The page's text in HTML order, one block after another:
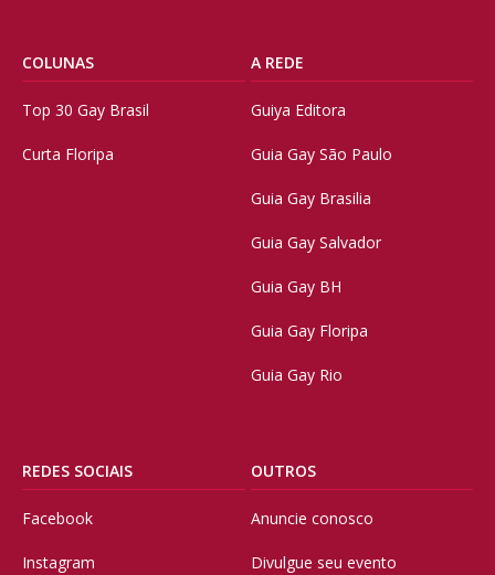
COLUNAS
Top 30 Gay Brasil
Curta Floripa
A REDE
Guiya Editora
Guia Gay São Paulo
Guia Gay Brasilia
Guia Gay Salvador
Guia Gay BH
Guia Gay Floripa
Guia Gay Rio
REDES SOCIAIS
Facebook
Instagram
OUTROS
Anuncie conosco
Divulgue seu evento